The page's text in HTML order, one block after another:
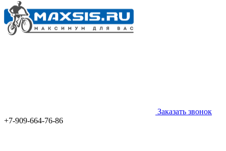
Заказать звонок
+7-909-664-76-86